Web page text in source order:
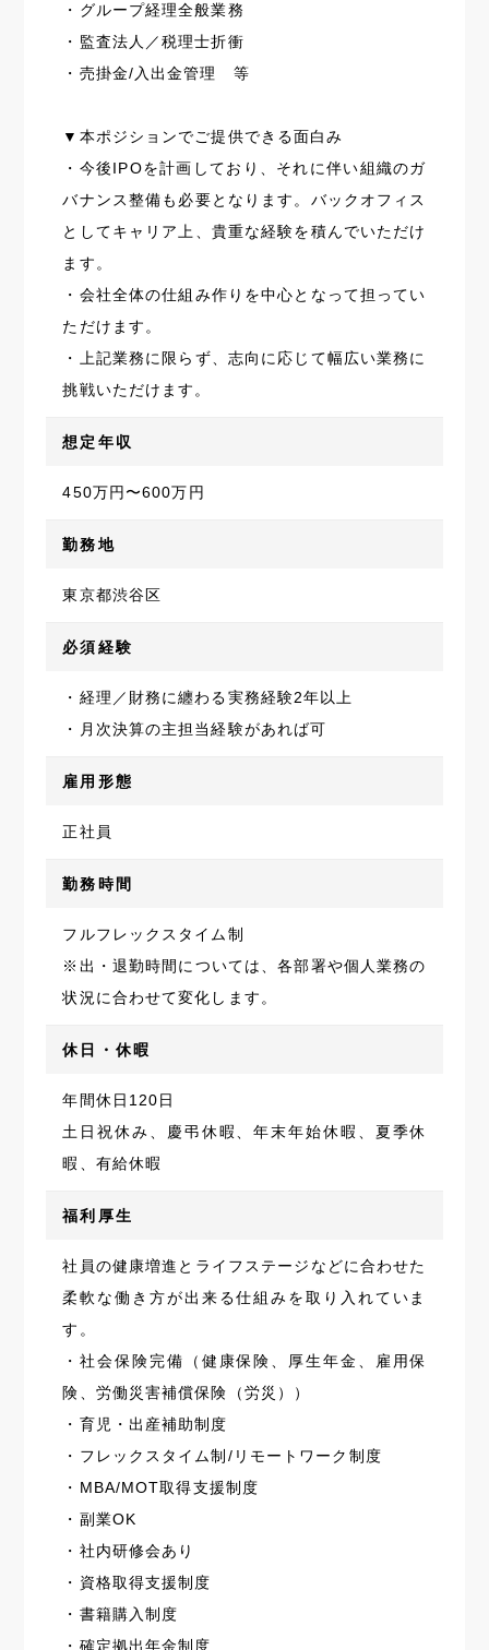
・グループ経理全般業務
・監査法人／税理士折衝
・売掛金/入出金管理 等
▼本ポジションでご提供できる面白み
・今後IPOを計画しており、それに伴い組織のガ
バナンス整備も必要となります。バックオフィス
としてキャリア上、貴重な経験を積んでいただけ
ます。
・会社全体の仕組み作りを中心となって担ってい
ただけます。
・上記業務に限らず、志向に応じて幅広い業務に
挑戦いただけます。
想定年収
450万円〜600万円
勤務地
東京都渋谷区
必須経験
・経理／財務に纏わる実務経験2年以上
・月次決算の主担当経験があれば可
雇用形態
正社員
勤務時間
フルフレックスタイム制
※出・退勤時間については、各部署や個人業務の
状況に合わせて変化します。
休日・休暇
年間休日120日
土日祝休み、慶弔休暇、年末年始休暇、夏季休
暇、有給休暇
福利厚生
社員の健康増進とライフステージなどに合わせた
柔軟な働き方が出来る仕組みを取り入れていま
す。
・社会保険完備（健康保険、厚生年金、雇用保
険、労働災害補償保険（労災））
・育児・出産補助制度
・フレックスタイム制/リモートワーク制度
・MBA/MOT取得支援制度
・副業OK
・社内研修会あり
・資格取得支援制度
・書籍購入制度
・確定拠出年金制度